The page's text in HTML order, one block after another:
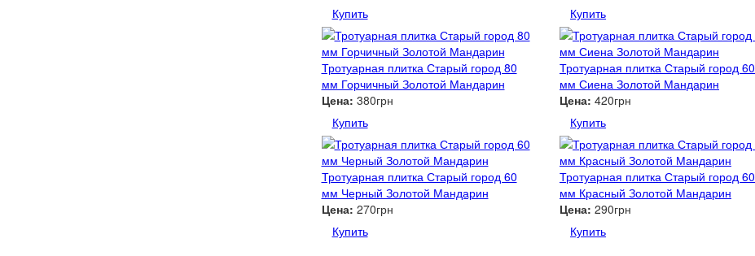
Купить
Купить
Тротуарная плитка Старый город 80
мм Горчичный Золотой Мандарин
Цена: 380грн
Купить
Тротуарная плитка Старый город 60
мм Сиена Золотой Мандарин
Цена: 420грн
Купить
Тротуарная плитка Старый город 60
мм Черный Золотой Мандарин
Цена: 270грн
Купить
Тротуарная плитка Старый город 60
мм Красный Золотой Мандарин
Цена: 290грн
Купить